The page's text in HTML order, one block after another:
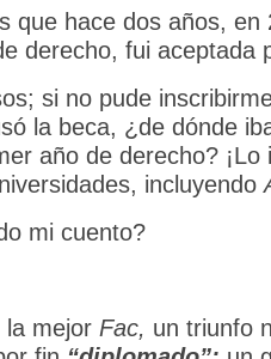
que hace dos años, en
derecho, fui aceptada
si no pude
la beca, ¿de dónde
año de derecho?
incluyendo
mi cuento?
la mejor Fac, un triunfo